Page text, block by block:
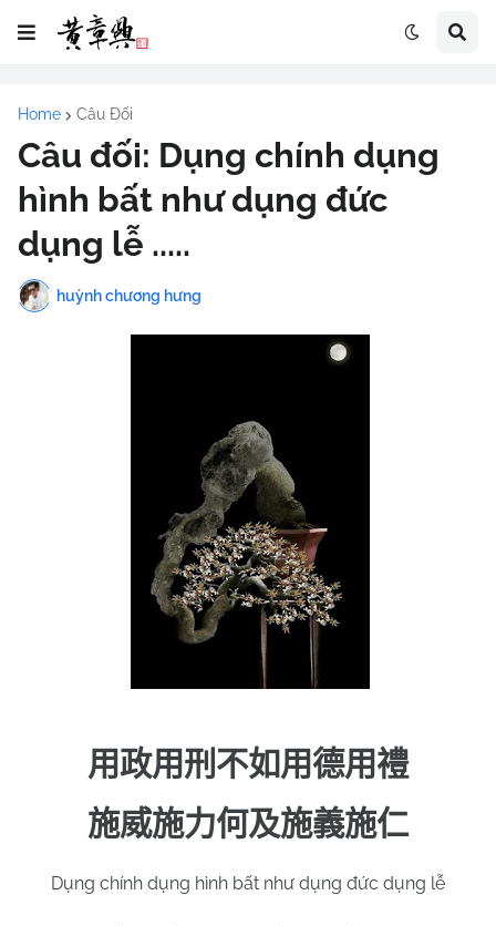
Home Câu Đối
Câu đối: Dụng chính dụng
hình bất như dụng đức
dụng lễ .....
huỳnh chương hưng
用政用刑不如用德用禮
施威施力何及施義施仁
Dụng chính dụng hình bất như dụng đức dụng lễ